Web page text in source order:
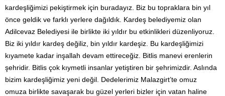
kardeşliğimizi pekiştirmek için buradayız. Biz bu topraklara bin yıl
önce geldik ve farklı yerlere dağıldık. Kardeş belediyemiz olan
Adilcevaz Belediyesi ile birlikte iki yıldır bu etkinlikleri düzenliyoruz.
Biz iki yıldır kardeş değiliz, bin yıldır kardeşiz. Bu kardeşliğimizi
kıyamete kadar inşallah devam ettireceğiz. Bitlis manevi erenlerin
şehridir. Bitlis çok kıymetli insanlar yetiştiren bir şehrimizdir. Aslında
bizim kardeşliğimiz yeni değil. Dedelerimiz Malazgirt’te omuz
omuza birlikte savaşarak bu güzel yerleri bizler için vatan haline